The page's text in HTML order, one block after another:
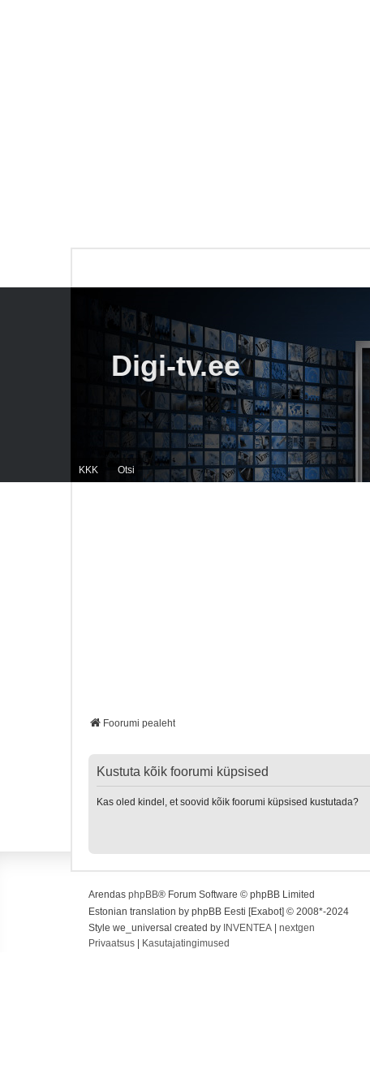
KKK Otsi
Digi-tv.ee
Foorumi pealeht
Kustuta kõik foorumi küpsised
Kas oled kindel, et soovid kõik foorumi küpsised kustutada?
Arendas phpBB® Forum Software © phpBB Limited
Estonian translation by phpBB Eesti [Exabot] © 2008*-2024
Style we_universal created by INVENTEA
nextgen
Privaatsus
Kasutajatingimused